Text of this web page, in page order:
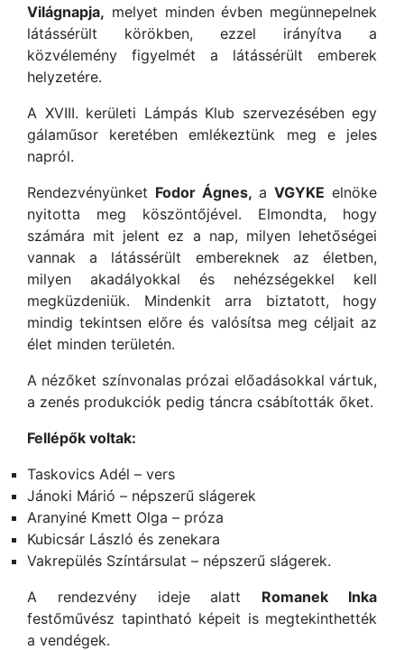
Világnapja, melyet minden évben megünnepelnek
látássérült körökben, ezzel irányítva a
közvélemény figyelmét a látássérült emberek
helyzetére.
A XVIII. kerületi Lámpás Klub szervezésében egy
gálaműsor keretében emlékeztünk meg e jeles
napról.
Rendezvényünket Fodor Ágnes, aVGYKE elnöke
nyitotta meg köszöntőjével. Elmondta, hogy
számára mit jelent ez a nap, milyen lehetőségei
vannak a látássérült embereknek az életben,
milyen akadályokkal és nehézségekkel kell
megküzdeniük. Mindenkit arra biztatott, hogy
mindig tekintsen előre és valósítsa meg céljait az
élet minden területén.
A nézőket színvonalas prózai előadásokkal vártuk,
a zenés produkciók pedig táncra csábították őket.
Fellépők voltak:
Taskovics Adél – vers
Jánoki Márió – népszerű slágerek
Aranyiné Kmett Olga – próza
Kubicsár László és zenekara
Vakrepülés Színtársulat – népszerű slágerek.
A rendezvény ideje alatt Romanek Inka
festőművész tapintható képeit is megtekinthették
a vendégek.